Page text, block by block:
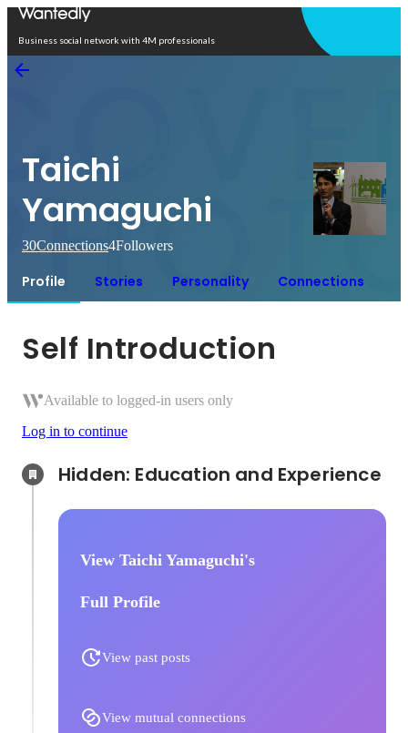
Business social network with 4M professionals
Taichi
Yamaguchi
30Connections4Followers
Profile Stories Personality Connections
Self Introduction
Available to logged-in users only
Log in to continue
View Taichi Yamaguchi's
Full Profile
View past posts
View mutual connections